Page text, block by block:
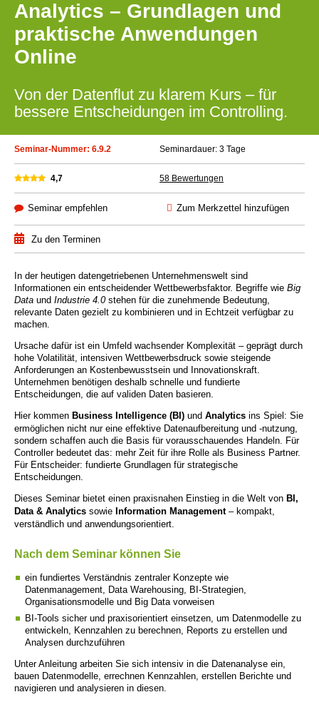
Analytics – Grundlagen und
praktische Anwendungen
Online
Von der Datenflut zu klarem Kurs – für
bessere Entscheidungen im Controlling.
Seminar-Nummer: 6.9.2 Seminardauer: 3 Tage
4,7 58 Bewertungen
Seminar empfehlen Zum Merkzettel hinzufügen
Zu den Terminen
In der heutigen datengetriebenen Unternehmenswelt sind
Informationen ein entscheidender Wettbewerbsfaktor. Begriffe wie Big
Data und Industrie 4.0stehen für die zunehmende Bedeutung,
relevante Daten gezielt zu kombinieren und in Echtzeit verfügbar zu
machen.
Ursache dafür ist ein Umfeld wachsender Komplexität – geprägt durch
hohe Volatilität, intensiven Wettbewerbsdruck sowie steigende
Anforderungen an Kostenbewusstsein und Innovationskraft.
Unternehmen benötigen deshalb schnelle und fundierte
Entscheidungen, die auf validen Daten basieren.
Hier kommen Business Intelligence (BI) und Analytics ins Spiel: Sie
ermöglichen nicht nur eine effektive Datenaufbereitung und -nutzung,
sondern schaffen auch die Basis für vorausschauendes Handeln. Für
Controller bedeutet das: mehr Zeit für ihre Rolle als Business Partner.
Für Entscheider: fundierte Grundlagen für strategische
Entscheidungen.
Dieses Seminar bietet einen praxisnahen Einstieg in die Welt von BI,
Data & Analytics sowie Information Management– kompakt,
verständlich und anwendungsorientiert.
Nach dem Seminar können Sie
ein fundiertes Verständnis zentraler Konzepte wie
Datenmanagement, Data Warehousing, BI-Strategien,
Organisationsmodelle und Big Data vorweisen
BI-Tools sicher und praxisorientiert einsetzen, um Datenmodelle zu
entwickeln, Kennzahlen zu berechnen, Reports zu erstellen und
Analysen durchzuführen
Unter Anleitung arbeiten Sie sich intensiv in die Datenanalyse ein,
bauen Datenmodelle, errechnen Kennzahlen, erstellen Berichte und
navigieren und analysieren in diesen.